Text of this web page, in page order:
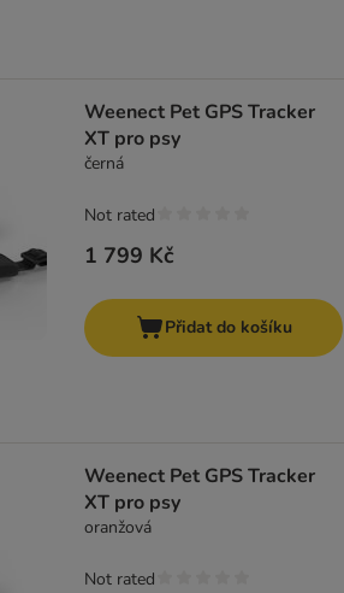
Weenect Pet GPS Tracker
XT pro psy
černá
1 799 Kč
Not rated
Přidat do košíku
Weenect Pet GPS Tracker
XT pro psy
oranžová
Not rated